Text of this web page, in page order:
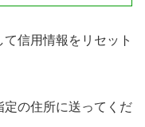
て信用情報をリセット
定の住所に送ってくだ